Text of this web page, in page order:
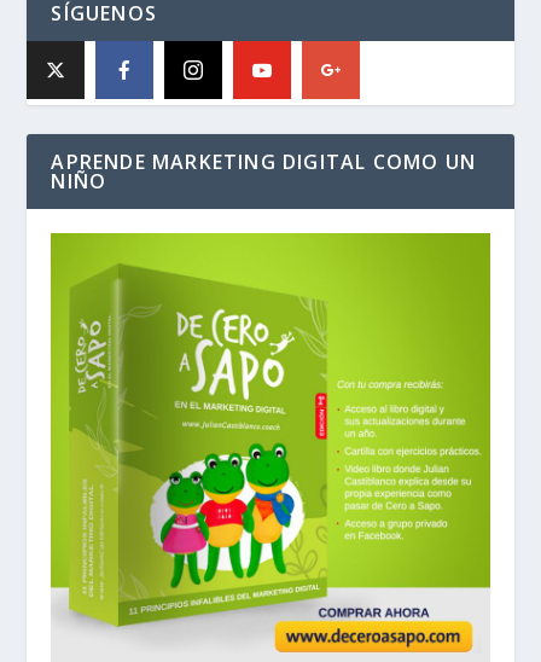
SÍGUENOS
APRENDE MARKETING DIGITAL COMO UN
NIÑO